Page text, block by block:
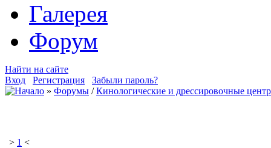
Галерея
Форум
Найти на сайте
Вход
Регистрация
Забыли пароль?
» Форумы /Кинологические и дрессировочные
> 1 <